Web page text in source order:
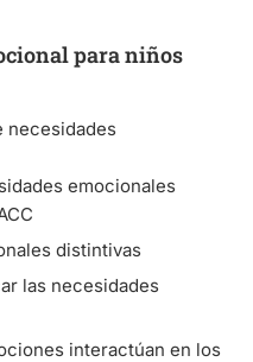
para niños
necesidades
emocionales
distintivas
las necesidades
interactúan en los